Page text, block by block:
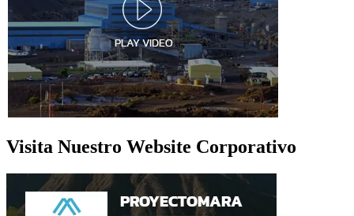
Visita Nuestro Website Corporativo